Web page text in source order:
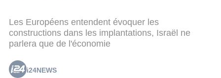
Les Européens entendent évoquer les
constructions dans les implantations, Israël ne
parlera que de l'économie
i24NEWS